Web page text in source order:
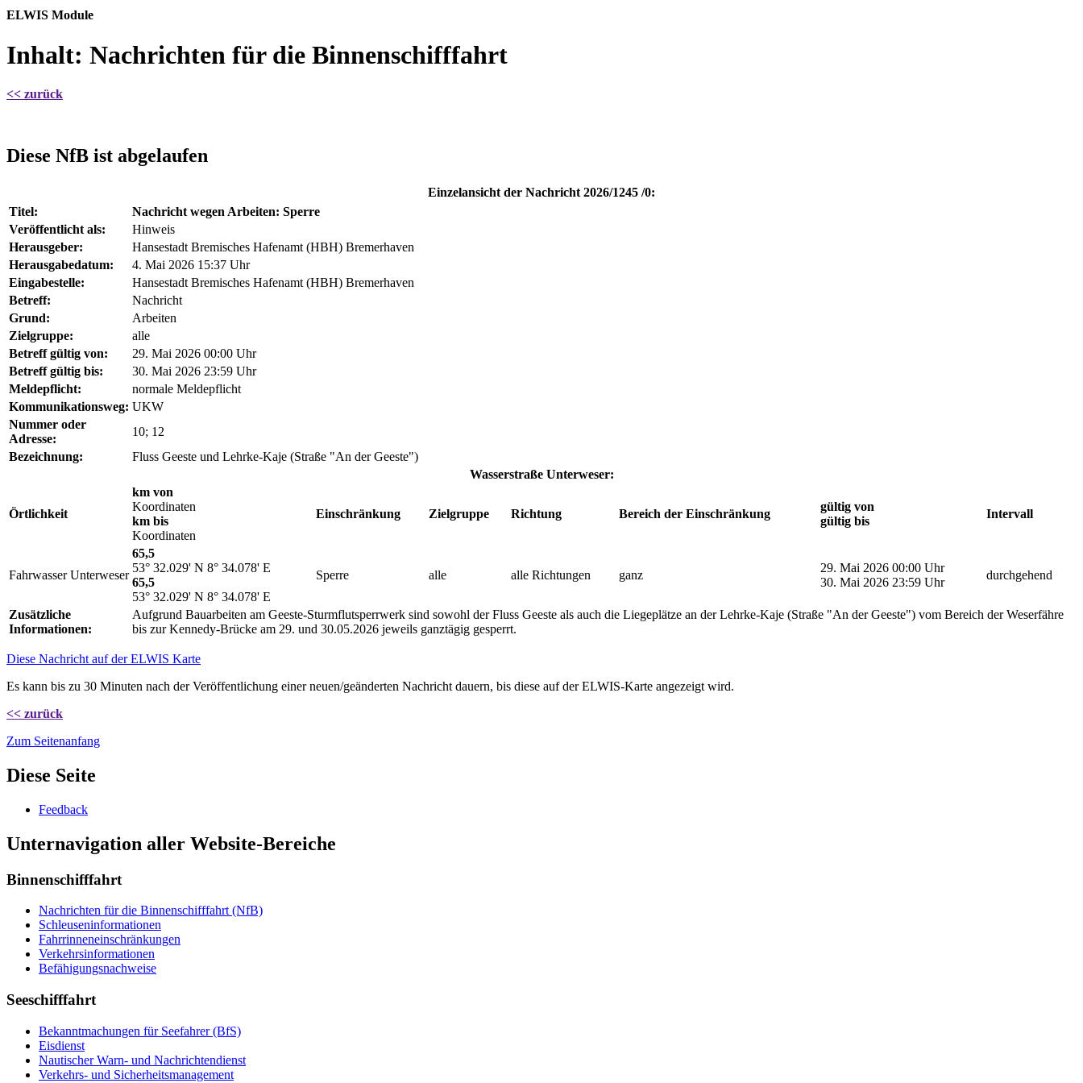
ELWIS Module
Inhalt: Nachrichten für die Binnenschifffahrt
<< zurück
Diese NfB ist abgelaufen
Einzelansicht der Nachricht 2026/1245 /0:
Titel:
Nachricht wegen Arbeiten: Sperre
Veröffentlicht als:
Hinweis
Herausgeber:
Hansestadt Bremisches Hafenamt (HBH) Bremerhaven
Herausgabedatum:
4. Mai 2026 15:37 Uhr
Eingabestelle:
Hansestadt Bremisches Hafenamt (HBH) Bremerhaven
Betreff:
Nachricht
Grund:
Arbeiten
Zielgruppe:
alle
Betreff gültig von:
29. Mai 2026 00:00 Uhr
Betreff gültig bis:
30. Mai 2026 23:59 Uhr
Meldepflicht:
normale Meldepflicht
Kommunikationsweg: UKW
Nummer oder
Adresse:
10; 12
Bezeichnung:
Fluss Geeste und Lehrke-Kaje (Straße "An der Geeste")
Wasserstraße Unterweser:
Örtlichkeit
km von
Koordinaten
km bis
Koordinaten
Einschränkung Zielgruppe Richtung Bereich der Einschränkung
gültig von
gültig bis
Intervall
Fahrwasser Unterweser
65,5
53° 32.029' N 8° 34.078' E
65,5
53° 32.029' N 8° 34.078' E
Sperre alle alle Richtungen ganz
29. Mai 2026 00:00 Uhr
30. Mai 2026 23:59 Uhr
durchgehend
Zusätzliche
Informationen:
Aufgrund Bauarbeiten am Geeste-Sturmflutsperrwerk sind sowohl der Fluss Geeste als auch die Liegeplätze an der Lehrke-Kaje (Straße "An der Geeste") vom Bereich der Weserfähre
bis zur Kennedy-Brücke am 29. und 30.05.2026 jeweils ganztägig gesperrt.
Diese Nachricht auf der ELWIS Karte
Es kann bis zu 30 Minuten nach der Veröffentlichung einer neuen/geänderten Nachricht dauern, bis diese auf der ELWIS-Karte angezeigt wird.
<< zurück
Zum Seitenanfang
Diese Seite
Feed­back
Unternavigation aller Website-Bereiche
Binnenschifffahrt
Nach­rich­ten für die Bin­nen­schiff­fahrt (NfB)
Schleu­sen­in­for­ma­tio­nen
Fahr­rin­nen­ein­schrän­kun­gen
Ver­kehrs­in­for­ma­tio­nen
Be­fä­hi­gungs­nach­wei­se
Seeschifffahrt
Be­kannt­ma­chun­gen für See­fah­rer (BfS)
Eis­dienst
Nau­ti­scher Warn-​ und Nach­rich­ten­dienst
Ver­kehrs-​ und Si­cher­heits­ma­na­ge­ment